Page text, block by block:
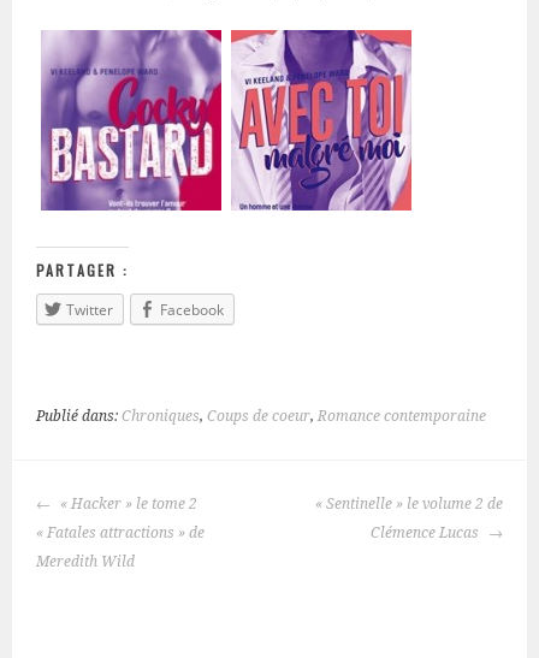
PARTAGER :
Twitter
Facebook
Publié dans:Chroniques,Coups de coeur,Romance contemporaine
NAVIGATION
DES
« Hacker » le tome 2
« Fatales attractions » de
Meredith Wild
« Sentinelle » le volume 2 de
Clémence Lucas